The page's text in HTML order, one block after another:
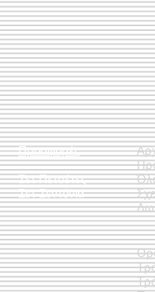
Προσφορές
Σετ Πετσέτες
Σετ Σεντόνια